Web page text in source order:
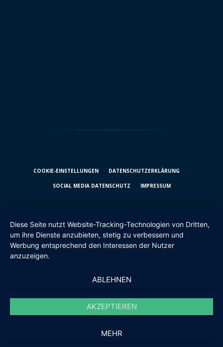
COOKIE-EINSTELLUNGEN DATENSCHUTZ­ERKLÄRUNG
SOCIAL MEDIA DATENSCHUTZ IMPRESSUM
Diese Seite nutzt Website-Tracking-Technologien von Dritten,
um ihre Dienste anzubieten, stetig zu verbessern und
Werbung entsprechend den Interessen der Nutzer
anzuzeigen.
ABLEHNEN
AKZEPTIEREN
MEHR